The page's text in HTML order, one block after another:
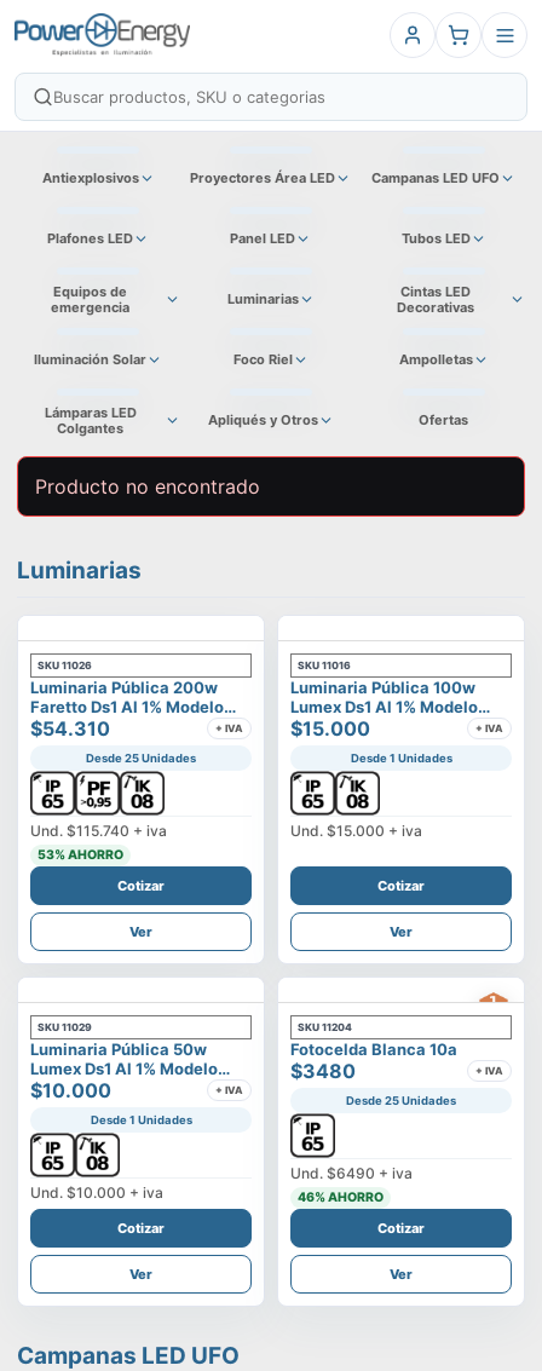
Antiexplosivos Proyectores Área LED Campanas LED UFO
Plafones LED Panel LED Tubos LED
Equipos de
emergencia
Luminarias
Cintas LED
Decorativas
Iluminación Solar Foco Riel Ampolletas
Lámparas LED
Colgantes
Apliqués y Otros Ofertas
Producto no encontrado
Luminarias
SKU 11026
Luminaria Pública 200w
Faretto Ds1 Al 1% Modelo
Calisto
$54.310 + IVA
Desde 25 Unidades
Und. $115.740 + iva
53% AHORRO
Cotizar
Ver
SKU 11016
Luminaria Pública 100w
Lumex Ds1 Al 1% Modelo
Vega
$15.000 + IVA
Desde 1 Unidades
Und. $15.000 + iva
Cotizar
Ver
SKU 11029
Luminaria Pública 50w
Lumex Ds1 Al 1% Modelo
Vega
$10.000 + IVA
Desde 1 Unidades
Und. $10.000 + iva
Cotizar
Ver
SKU 11204
Fotocelda Blanca 10a
$3480 + IVA
Desde 25 Unidades
Und. $6490 + iva
46% AHORRO
Cotizar
Ver
Campanas LED UFO